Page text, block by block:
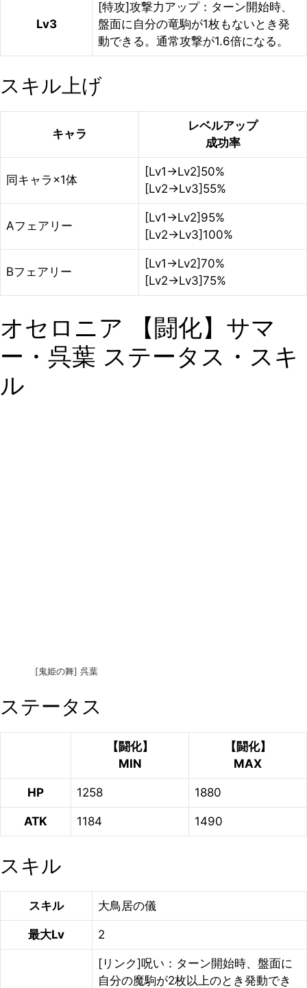
Lv3
[特攻]攻撃力アップ：ターン開始時、
盤面に自分の竜駒が1枚もないとき発
動できる。通常攻撃が1.6倍になる。
スキル上げ
キャラ
レベルアップ
成功率
同キャラ×1体
[Lv1→Lv2]50%
[Lv2→Lv3]55%
Aフェアリー
[Lv1→Lv2]95%
[Lv2→Lv3]100%
Bフェアリー
[Lv1→Lv2]70%
[Lv2→Lv3]75%
オセロニア 【闘化】サマ
ー・呉葉 ステータス・スキ
ル
[鬼姫の舞] 呉葉
ステータス
【闘化】
MIN
【闘化】
MAX
HP 1258 1880
ATK 1184 1490
スキル
スキル 大鳥居の儀
最大Lv 2
[リンク]呪い：ターン開始時、盤面に
自分の魔駒が2枚以上のとき発動でき